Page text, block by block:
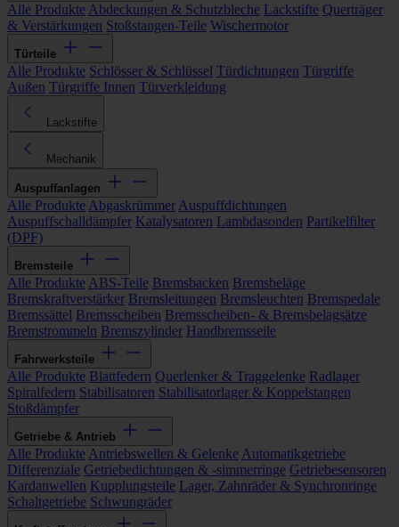
Alle Produkte Abdeckungen & Schutzbleche Lackstifte Querträger
& Verstärkungen Stoßstangen-Teile Wischermotor
Türteile
Alle Produkte Schlösser & Schlüssel Türdichtungen Türgriffe
Außen Türgriffe Innen Türverkleidung
Lackstifte
Mechanik
Auspuffanlagen
Alle Produkte Abgaskrümmer Auspuffdichtungen
Auspuffschalldämpfer Katalysatoren Lambdasonden Partikelfilter
(DPF)
Bremsteile
Alle Produkte ABS-Teile Bremsbacken Bremsbeläge
Bremskraftverstärker Bremsleitungen Bremsleuchten Bremspedale
Bremssättel Bremsscheiben Bremsscheiben- & Bremsbelagsätze
Bremstrommeln Bremszylinder Handbremsseile
Fahrwerksteile
Alle Produkte Blattfedern Querlenker & Traggelenke Radlager
Spiralfedern Stabilisatoren Stabilisatorlager & Koppelstangen
Stoßdämpfer
Getriebe & Antrieb
Alle Produkte Antriebswellen & Gelenke Automatikgetriebe
Differenziale Getriebedichtungen & -simmerringe Getriebesensoren
Kardanwellen Kupplungsteile Lager, Zahnräder & Synchronringe
Schaltgetriebe Schwungräder